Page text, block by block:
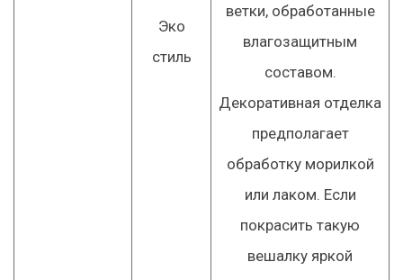
Эко
стиль
ветки, обработанные
влагозащитным
составом.
Декоративная отделка
предполагает
обработку морилкой
или лаком. Если
покрасить такую
вешалку яркой